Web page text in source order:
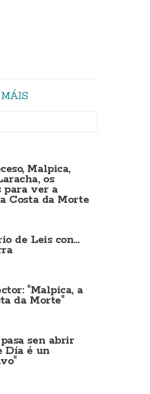
Malpica,
os
para ver a
Costa da Morte
de Leis con...
"Malpica, a
da Morte"
sen abrir
Día é un